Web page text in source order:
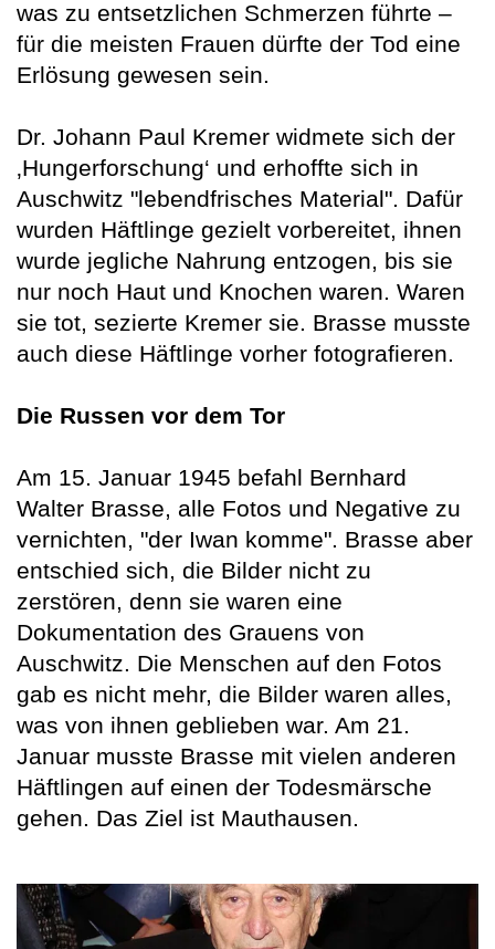
was zu entsetzlichen Schmerzen führte –
für die meisten Frauen dürfte der Tod eine
Erlösung gewesen sein.
Dr. Johann Paul Kremer widmete sich der
‚Hungerforschung‘ und erhoffte sich in
Auschwitz "lebendfrisches Material". Dafür
wurden Häftlinge gezielt vorbereitet, ihnen
wurde jegliche Nahrung entzogen, bis sie
nur noch Haut und Knochen waren. Waren
sie tot, sezierte Kremer sie. Brasse musste
auch diese Häftlinge vorher fotografieren.
Die Russen vor dem Tor
Am 15. Januar 1945 befahl Bernhard
Walter Brasse, alle Fotos und Negative zu
vernichten, "der Iwan komme". Brasse aber
entschied sich, die Bilder nicht zu
zerstören, denn sie waren eine
Dokumentation des Grauens von
Auschwitz. Die Menschen auf den Fotos
gab es nicht mehr, die Bilder waren alles,
was von ihnen geblieben war. Am 21.
Januar musste Brasse mit vielen anderen
Häftlingen auf einen der Todesmärsche
gehen. Das Ziel ist Mauthausen.